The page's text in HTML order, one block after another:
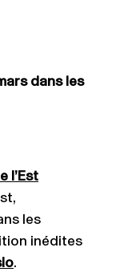
dans les
l’Est
les
inédites
.